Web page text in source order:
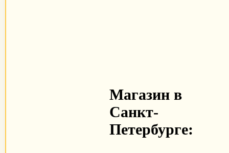
Магазин в
Санкт-
Петербурге: